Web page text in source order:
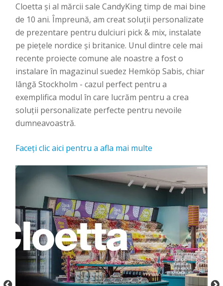
Cloetta și al mărcii sale CandyKing timp de mai bine
de 10 ani. Împreună, am creat soluții personalizate
de prezentare pentru dulciuri pick & mix, instalate
pe piețele nordice și britanice. Unul dintre cele mai
recente proiecte comune ale noastre a fost o
instalare în magazinul suedez Hemköp Sabis, chiar
lângă Stockholm - cazul perfect pentru a
exemplifica modul în care lucrăm pentru a crea
soluții personalizate perfecte pentru nevoile
dumneavoastră.
Faceți clic aici pentru a afla mai multe